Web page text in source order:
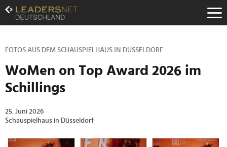
Zum
Inhalt
Zur
Navigation
Hauptnavigation
FOTOS AUS DEM SCHAUSPIELHAUS IN DÜSSELDORF
WoMen on Top Award 2026 im
Schillings
25. Juni 2026
Schauspielhaus in Düsseldorf